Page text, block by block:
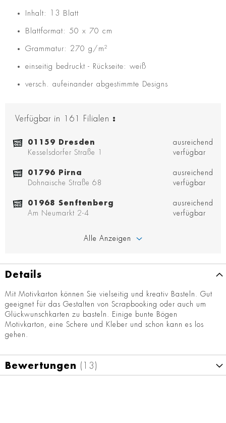
Inhalt: 13 Blatt
Blattformat: 50 x 70 cm
Grammatur: 270 g/m²
einseitig bedruckt - Rückseite: weiß
versch. aufeinander abgestimmte Designs
Verfügbar in 161 Filialen :
01159 Dresden
Kesselsdorfer Straße 1
ausreichend
verfügbar
01796 Pirna
Dohnaische Straße 68
ausreichend
verfügbar
01968 Senftenberg
Am Neumarkt 2-4
ausreichend
verfügbar
Alle Anzeigen
Details
Mit Motivkarton können Sie vielseitig und kreativ Basteln. Gut
geeignet für das Gestalten von Scrapbooking oder auch um
Glückwunschkarten zu basteln. Einige bunte Bögen
Motivkarton, eine Schere und Kleber und schon kann es los
gehen.
Bewertungen 13